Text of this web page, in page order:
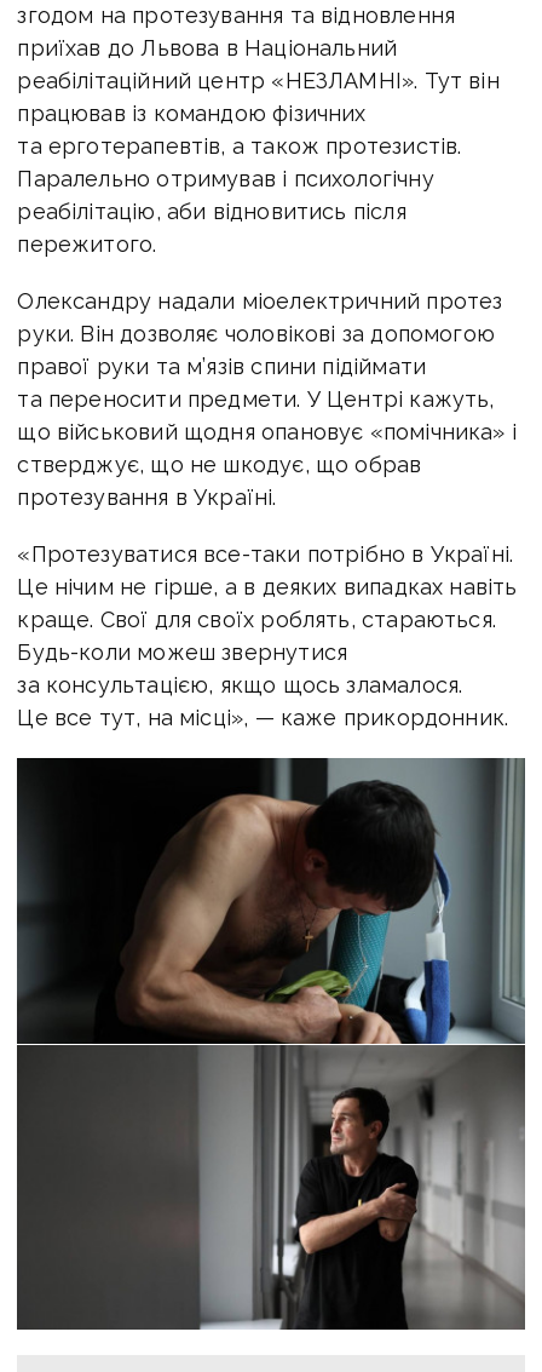
згодом на протезування та відновлення
приїхав до Львова в Національний
реабілітаційний центр «НЕЗЛАМНІ». Тут він
працював із командою фізичних
та ерготерапевтів, а також протезистів.
Паралельно отримував і психологічну
реабілітацію, аби відновитись після
пережитого.
Олександру надали міоелектричний протез
руки. Він дозволяє чоловікові за допомогою
правої руки та м’язів спини підіймати
та переносити предмети. У Центрі кажуть,
що військовий щодня опановує «помічника» і
стверджує, що не шкодує, що обрав
протезування в Україні.
«Протезуватися все-таки потрібно в Україні.
Це нічим не гірше, а в деяких випадках навіть
краще. Свої для своїх роблять, стараються.
Будь-коли можеш звернутися
за консультацією, якщо щось зламалося.
Це все тут, на місці», — каже прикордонник.